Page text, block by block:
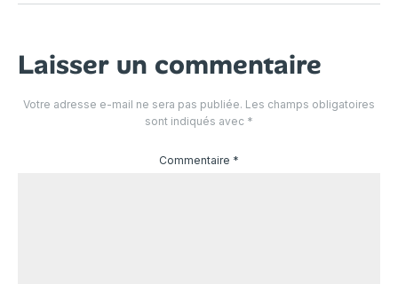
Laisser un commentaire
Votre adresse e-mail ne sera pas publiée. Les champs obligatoires
sont indiqués avec *
Commentaire *